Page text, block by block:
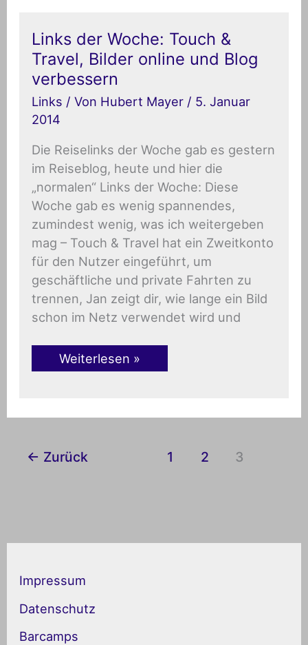
Links der Woche: Touch &
Travel, Bilder online und Blog
verbessern
Links / Von Hubert Mayer / 5. Januar
2014
Die Reiselinks der Woche gab es gestern
im Reiseblog, heute und hier die
„normalen“ Links der Woche: Diese
Woche gab es wenig spannendes,
zumindest wenig, was ich weitergeben
mag – Touch & Travel hat ein Zweitkonto
für den Nutzer eingeführt, um
geschäftliche und private Fahrten zu
trennen, Jan zeigt dir, wie lange ein Bild
schon im Netz verwendet wird und
Links
der
Woche:
Touch
&
Travel,
Bilder
online
Blog
verbessern
Weiterlesen »
← Zurück 1 2 3
Impressum
Datenschutz
Barcamps
a
t
e